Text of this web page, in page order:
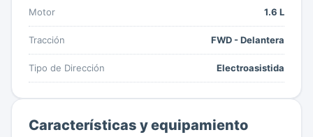
Motor 1.6 L
Tracción FWD - Delantera
Tipo de Dirección Electroasistida
Características y equipamiento